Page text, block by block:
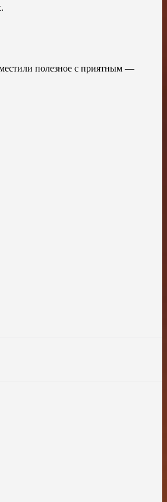
полезное с приятным —